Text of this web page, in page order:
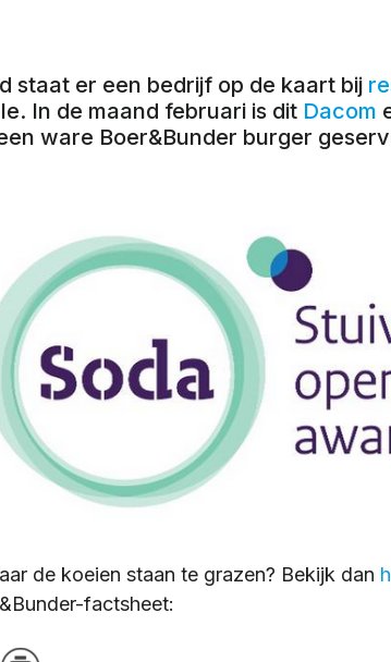
staat er een bedrijf op de kaart bij
In de maand februari is dit Dacom
ware Boer&Bunder burger
de koeien staan te grazen? Bekijk dan
factsheet: